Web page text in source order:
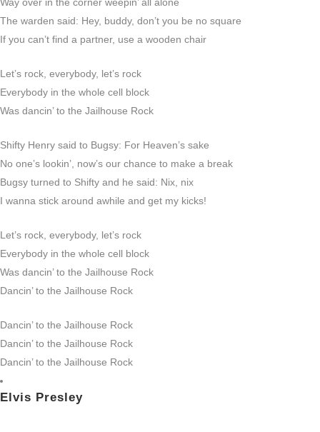
The warden said: Hey, buddy, don’t you be no square
If you can’t find a partner, use a wooden chair
Let’s rock, everybody, let’s rock
Everybody in the whole cell block
Was dancin’ to the Jailhouse Rock
Shifty Henry said to Bugsy: For Heaven’s sake
No one’s lookin’, now’s our chance to make a break
Bugsy turned to Shifty and he said: Nix, nix
I wanna stick around awhile and get my kicks!
Let’s rock, everybody, let’s rock
Everybody in the whole cell block
Was dancin’ to the Jailhouse Rock
Dancin’ to the Jailhouse Rock
Dancin’ to the Jailhouse Rock
Dancin’ to the Jailhouse Rock
Dancin’ to the Jailhouse Rock
Elvis Presley